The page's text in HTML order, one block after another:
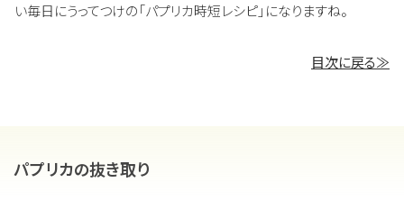
い毎日にうってつけの「パプリカ時短レシピ」になりますね。
目次に戻る≫
パプリカの抜き取り